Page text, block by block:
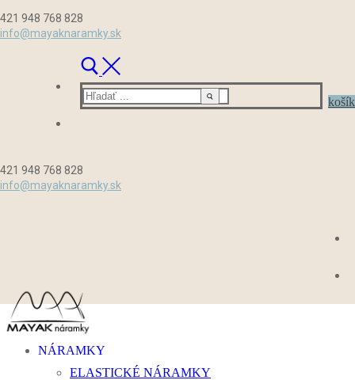
na
421 948 768 828
info@mayaknaramky.sk
Hľadať:
košík
421 948 768 828
info@mayaknaramky.sk
NÁRAMKY
ELASTICKÉ NÁRAMKY